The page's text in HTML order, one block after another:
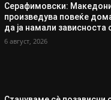
Серафимовски:
произведува повеќе
да ја намали зависноста
6 август, 2026